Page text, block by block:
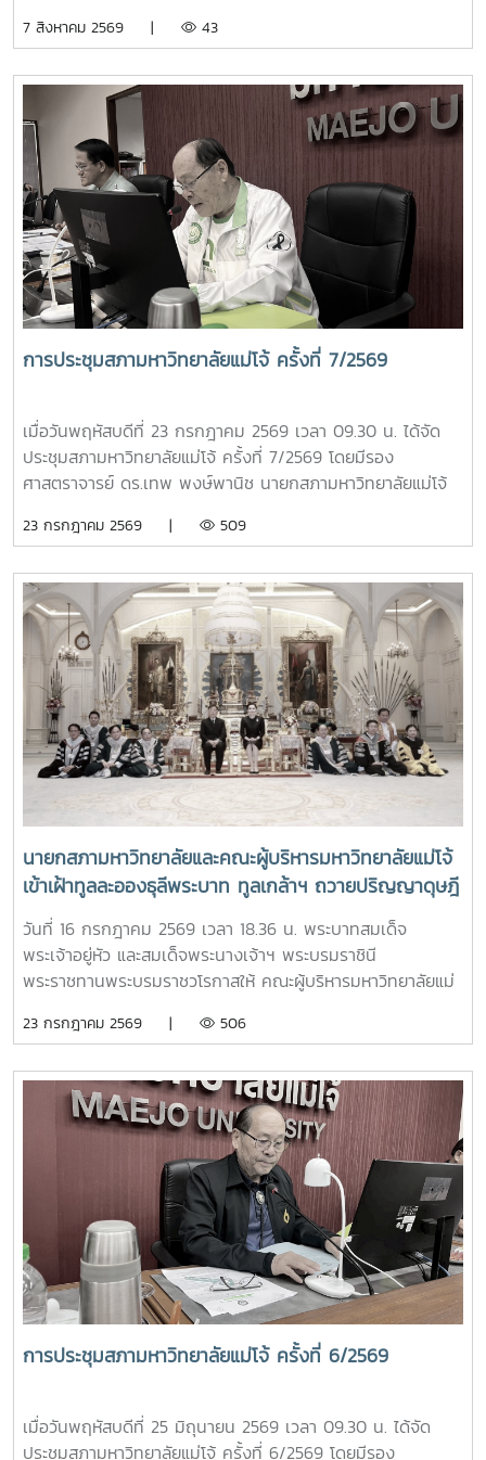
เป็นประธานการประชุมคณะกรรมการติดตามและประเมินผลการ
สภามหาวิทยาลัย ชั้น 5 อาคารสำนักงานมหาวิทยาลัย 2
มหาวิทยาลัยแม่โจ้ ในการประชุมครั้งนี้ มีคณะกรรมการเข้าร่วม
ประชุม ประกอบด้วย ผู้ช่วยศาสตราจารย์ ดร.สุริยจรัส เตชะตัน
มีนสกุล รองอธิการบดี (ผู้แทนอธิการบดี) ผู้ช่วยศาสตราจารย์
ดร.ชนาพร ขันธบุตร รองศาสตราจารย์ ว่าที่ร้อยตรี ดร.จงกล
พรมยะ ผู้ช่วยศาสตราจารย์ ดร.พิมพ์ชนก สังข์แก้ว ประธาน
สภาพนักงาน และผู้ช่วยศาสตราจารย์ ดร.ปรีดา ศรีนฤวรรณ ผู้
ช่วยอธิการบดี ปฏิบัติหน้าที่เลขานุการคณะกรรมการฯ โดยมีผู้
อำนวยการกองเลขานุการสภามหาวิทยาลัย และหัวหน้างานสรรหา
ติดตามและประเมินผล ปฏิบัติหน้าที่ผู้ช่วยเลขานุการ การประชุม
ดังกล่าวจัดขึ้นเพื่อดำเนินการติดตามและประเมินผลการปฏิบัติ
หน้าที่ของหัวหน้าส่วนงานตามกรอบและหลักเกณฑ์ที่มหาวิทยาลัย
ประสิทธิภาพ โปร่งใส และบรรลุเป้าหมายตามนโยบายของ
มหาวิทยาลัย
7 สิงหาคม 2569 | 43
การประชุมสภามหาวิทยาลัยแม่โจ้ ครั้งที่ 7/2569
เมื่อวันพฤหัสบดีที่ 23 กรกฎาคม 2569 เวลา 09.30 น. ได้จัด
ประชุมสภามหาวิทยาลัยแม่โจ้ ครั้งที่ 7/2569 โดยมีรอง
ศาสตราจารย์ ดร.เทพ พงษ์พานิช นายกสภามหาวิทยาลัยแม่โจ้
อาคารสำนักงานมหาวิทยาลัย 2 มหาวิทยาลัยแม่โจ้ และจัดประชุม
23 กรกฎาคม 2569 | 509
นายกสภามหาวิทยาลัยและคณะผู้บริหารมหาวิทยาลัยแม่โจ้
เข้าเฝ้าทูลละอองธุลีพระบาท ทูลเกล้าฯ ถวายปริญญาดุษฎี
บัณฑิตกิตติมศักดิ์ ครุยวิทยฐานะ และผลิตภัณฑ์มงคลที่
เป็นตัวแทนแห่งความสำเร็จของมหาวิทยาลัยร่วมกับชุมชน
แด่พระบาทสมเด็จพระเจ้าอยู่หัว และสมเด็จพระนางเจ้าฯ
วันที่ 16 กรกฎาคม 2569 เวลา 18.36 น. พระบาทสมเด็จ
พระเจ้าอยู่หัว และสมเด็จพระนางเจ้าฯ พระบรมราชินี
พระราชทานพระบรมราชวโรกาสให้ คณะผู้บริหารมหาวิทยาลัยแม่
บัณฑิตกิตติมศักดิ์ ครุยวิทยฐานะ และผลิตภัณฑ์มงคลที่เป็น
รองศาสตราจารย์ ดร.เทพ พงษ์พานิช นายกสภามหาวิทยาลัยแม่
โจ้ นำคณะผู้บริหารมหาวิทยาลัยเข้าเฝ้าฯ ทูลเกล้าทูลกระหม่อม
ถวายปริญญาดุษฎีบัณฑิตกิตติมศักดิ์ สาขาการพัฒนาภูมิสังคม
อย่างยั่งยืน แด่พระบาทสมเด็จพระเจ้าอยู่หัว เพื่อเฉลิมพระเกียรติ
คุณในพระวิสัยทัศน์และการพัฒนาประเทศอย่างยั่งยืน และทูล
เกล้าทูลกระหม่อมถวายปริญญาปรัชญาดุษฎีบัณฑิตกิตติมศักดิ์
สาขาวิชาการจัดการการท่องเที่ยว (หลักสูตรนานาชาติ) พร้อม
ครุยวิทยฐานะ แด่สมเด็จพระนางเจ้า ฯ พระบรมราชินี เพื่อ
เฉลิมพระเกียรติคุณที่ทรงสร้างแรงบันดาลใจให้เกิดการพัฒนา
แหล่งท่องเที่ยวเชิงวัฒนธรรม และขับเคลื่อนอุตสาหกรรมท่อง
เที่ยวไทยให้เป็นที่ประจักษ์ การทูลเกล้าทูลกระหม่อมถวาย
ปริญญาบัตรในครั้งนี้ สะท้อนถึงพระอัจฉริยภาพและพระวิสัยทัศน์
ไปกับการอนุรักษ์ทรัพยากรธรรมชาติและสิ่งแวดล้อมอย่างสมดุล
ซึ่งสอดคล้องกับหลักการและปรัชญาของสาขาวิชาการพัฒนาภูมิ
23 กรกฎาคม 2569 | 506
การประชุมสภามหาวิทยาลัยแม่โจ้ ครั้งที่ 6/2569
เมื่อวันพฤหัสบดีที่ 25 มิถุนายน 2569 เวลา 09.30 น. ได้จัด
ประชุมสภามหาวิทยาลัยแม่โจ้ ครั้งที่ 6/2569 โดยมีรอง